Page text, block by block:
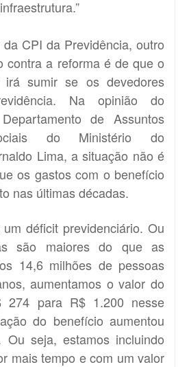
CPI da Previdência, outro
contra a reforma é de que o
sumir se os devedores
Na opinião do
de Assuntos
do Ministério do
Lima, a situação não é
os gastos com o benefício
nas últimas décadas.
déficit previdenciário. Ou
são maiores do que as
14,6 milhões de pessoas
aumentamos o valor do
274 para R$ 1.200 nesse
do benefício aumentou
Ou seja, estamos incluindo
mais tempo e com um valor